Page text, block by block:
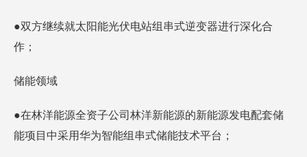
●双方继续就太阳能光伏电站组串式逆变器进行深化合
作；
储能领域
●在林洋能源全资子公司林洋新能源的新能源发电配套储
能项目中采用华为智能组串式储能技术平台；